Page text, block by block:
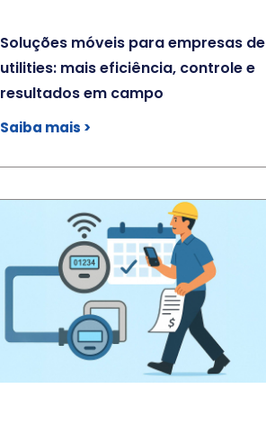
Soluções móveis para empresas de
utilities: mais eficiência, controle e
resultados em campo
Saiba mais >